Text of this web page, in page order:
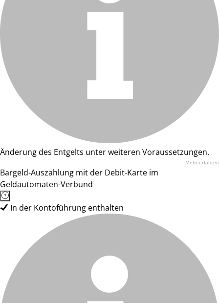
Änderung des Entgelts unter weiteren Voraussetzungen.
Mehr erfahren
Bargeld-Auszahlung mit der Debit-Karte im
Geldautomaten-Verbund
In der Kontoführung enthalten